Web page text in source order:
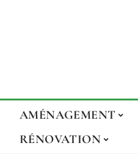
AMÉNAGEMENT
RÉNOVATION